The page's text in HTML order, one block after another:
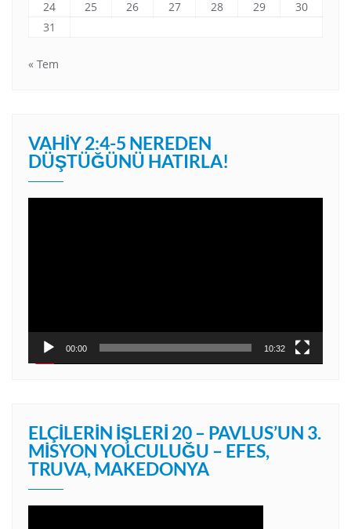
24 25 26 27 28 29
30
31
« Tem
VAHIY 2:4-5 NEREDEN
DÜŞTÜĞÜNÜ HATIRLA!
00:00 10:32
ELÇILERIN İŞLERI 20 – PAVLUS’UN 3.
MISYON YOLCULUĞU – EFES,
TRUVA, MAKEDONYA